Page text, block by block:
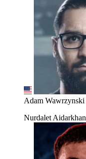
Adam Wawrzynski
Nurdalet Aidarkhan